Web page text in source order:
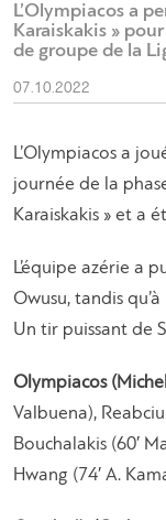
L’Olympiacos a
Karaiskakis »
de groupe de la
07.10.2022
L’Olympiacos a
journée de la
Karaiskakis » et a
L’équipe azérie a
Owusu, tandis
Un tir puissant de
Olympiacos
Valbuena),
Bouchalakis (60′
Hwang (74′ A.